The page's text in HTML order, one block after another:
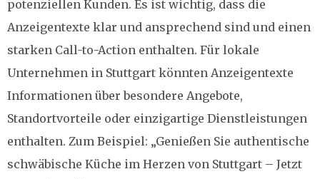
potenziellen Kunden. Es ist wichtig, dass die
Anzeigentexte klar und ansprechend sind und einen
starken Call-to-Action enthalten. Für lokale
Unternehmen in Stuttgart könnten Anzeigentexte
Informationen über besondere Angebote,
Standortvorteile oder einzigartige Dienstleistungen
enthalten. Zum Beispiel: „Genießen Sie authentische
schwäbische Küche im Herzen von Stuttgart – Jetzt